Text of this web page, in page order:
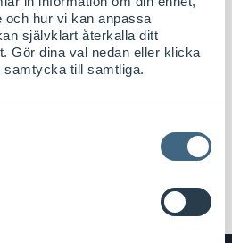
och hur vi kan anpassa
självklart återkalla ditt
Gör dina val nedan eller klicka
samtycka till samtliga.